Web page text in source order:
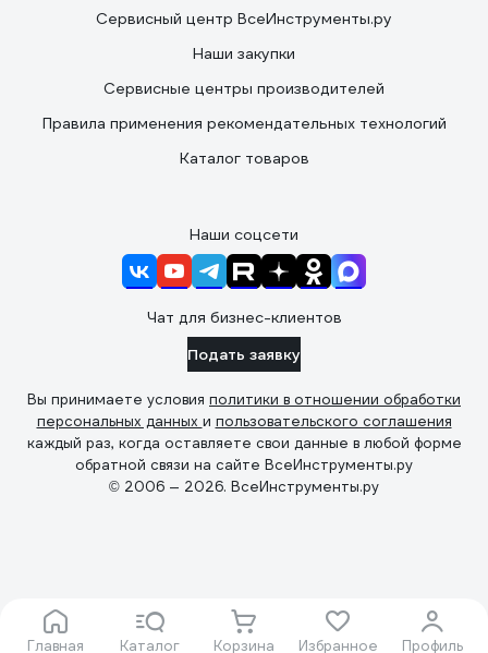
Главная Каталог Корзина Избранное Профиль
Сервисный центр ВсеИнструменты.ру
Наши закупки
Сервисные центры производителей
Правила применения рекомендательных технологий
Каталог товаров
Наши соцсети
Чат для бизнес-клиентов
Подать заявку
Вы принимаете условия политики в отношении обработки
персональных данных и пользовательского соглашения
каждый раз, когда оставляете свои данные в любой форме
обратной связи на сайте ВсеИнструменты.ру
© 2006 — 2026. ВсеИнструменты.ру